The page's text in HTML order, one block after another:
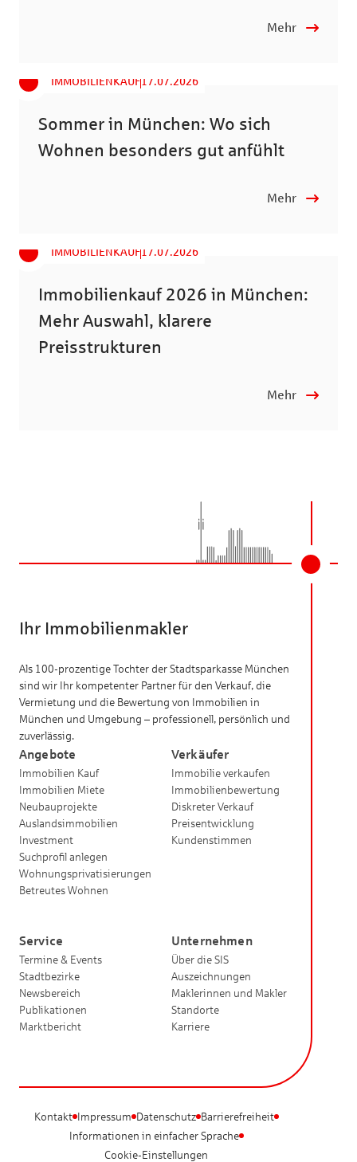
Mehr
IMMOBILIENKAUF 17.07.2026
Sommer in München: Wo sich
Wohnen besonders gut anfühlt
Mehr
IMMOBILIENKAUF 17.07.2026
Immobilienkauf 2026 in München:
Mehr Auswahl, klarere
Preisstrukturen
Mehr
Ihr Immobilienmakler
Als 100-prozentige Tochter der Stadtsparkasse München
sind wir Ihr kompetenter Partner für den Verkauf, die
Vermietung und die Bewertung von Immobilien in
München und Umgebung – professionell, persönlich und
zuverlässig.
Angebote
Immobilien Kauf
Immobilien Miete
Neubauprojekte
Auslandsimmobilien
Investment
Suchprofil anlegen
Wohnungsprivatisierungen
Betreutes Wohnen
Verkäufer
Immobilie verkaufen
Immobilienbewertung
Diskreter Verkauf
Preisentwicklung
Kundenstimmen
Service
Termine & Events
Stadtbezirke
Newsbereich
Publikationen
Marktbericht
Unternehmen
Über die SIS
Auszeichnungen
Maklerinnen und Makler
Standorte
Karriere
Kontakt Impressum Datenschutz Barrierefreiheit
Informationen in einfacher Sprache
Cookie-Einstellungen